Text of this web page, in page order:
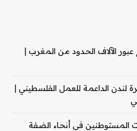
الآلاف الحدود من المغرب |
الداعمة للعمل الفلسطيني |
المستوطنين في أنحاء الضفة